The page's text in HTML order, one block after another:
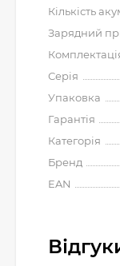
Кількість
Зарядний
Серія
Упаковка
Гарантія
Категорія
Бренд
EAN